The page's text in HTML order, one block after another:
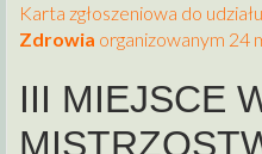
Karta zgłoszeniowa do
Zdrowia organizowanym 24
III MIEJSCE